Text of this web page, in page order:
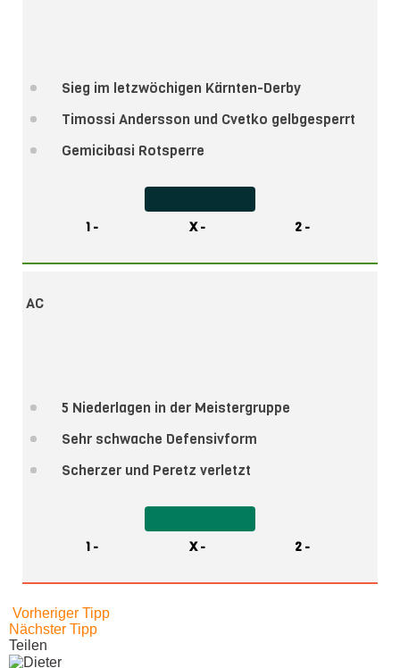
Sieg im letzwöchigen Kärnten-Derby
Timossi Andersson und Cvetko gelbgesperrt
Gemicibasi Rotsperre
1 - X - 2 -
AC
5 Niederlagen in der Meistergruppe
Sehr schwache Defensivform
Scherzer und Peretz verletzt
1 - X - 2 -
Vorheriger Tipp
Nächster Tipp
Teilen